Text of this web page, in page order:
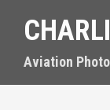
Aviation